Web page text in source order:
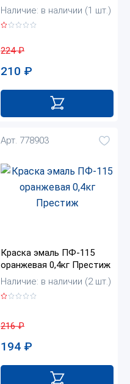
Наличие: в наличии (1 шт.)
224₽
210 ₽
Арт. 778903
Краска эмаль ПФ-115
оранжевая 0,4кг Престиж
Наличие: в наличии (2 шт.)
216₽
194 ₽